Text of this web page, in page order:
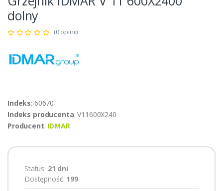
dolny
(0 opinii)
Indeks: 60670
Indeks producenta: V11600X240
Producent: IDMAR
Status: 21 dni
Dostępność: 199